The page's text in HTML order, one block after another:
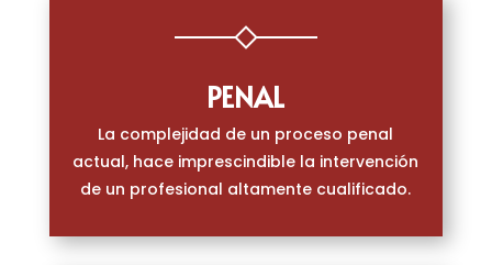
PENAL
La complejidad de un proceso penal
actual, hace imprescindible la intervención
de un profesional altamente cualificado.